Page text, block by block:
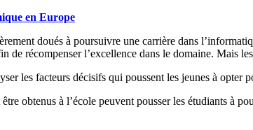
en Europe
doués à poursuivre une carrière dans
de récompenser l’excellence dans le domaine.
les facteurs décisifs qui poussent les jeunes à opter
obtenus à l’école peuvent pousser les étudiants à